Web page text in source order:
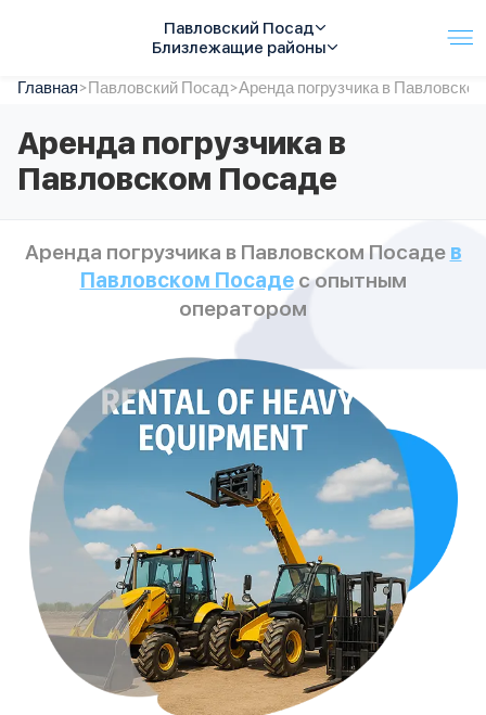
Павловский Посад
Близлежащие районы
Услуги
Автопарк
Тарифы
Акции
Контакты
Спецтехника
Главная>Павловский Посад>Аренда погрузчика в
Аренда погрузчика в
Павловском Посаде
Аренда погрузчика в Павловском Посаде в
Павловском Посадес опытным
оператором